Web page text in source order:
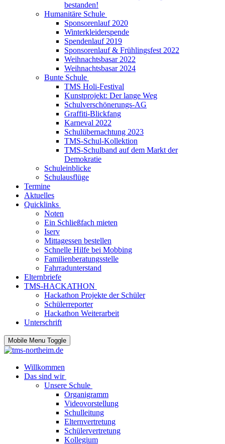
bestanden!
Humanitäre Schule
Sponsorenlauf 2020
Winterkleiderspende
Spendenlauf 2019
Sponsorenlauf & Frühlingsfest 2022
Weihnachtsbasar 2022
Weihnachtsbasar 2024
Bunte Schule
TMS Holi-Festival
Kunstprojekt: Der lange Weg
Schulverschönerungs-AG
Graffiti-Blickfang
Karneval 2022
Schulübernachtung 2023
TMS-Schul-Kollektion
TMS-Schulband auf dem Markt der
Demokratie
Schuleinblicke
Schulausflüge
Termine
Aktuelles
Quicklinks
Noten
Ein Schließfach mieten
Iserv
Mittagessen bestellen
Schnelle Hilfe bei Mobbing
Familienberatungsstelle
Fahrradunterstand
Elternbriefe
TMS-HACKATHON
Hackathon Projekte der Schüler
Schülerreporter
Hackathon Weiterarbeit
Unterschrift
Mobile Menu Toggle
Willkommen
Das sind wir
Unsere Schule
Organigramm
Videovorstellung
Schulleitung
Elternvertretung
Schülervertretung
Kollegium